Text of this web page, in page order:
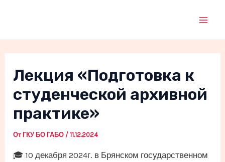
Лекция «Подготовка к
студенческой архивной
практике»
От ГКУ БО ГАБО /11.12.2024
🎓 10 декабря 2024г. в Брянском государственном